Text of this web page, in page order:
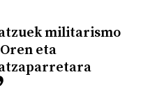
militarismo
eta